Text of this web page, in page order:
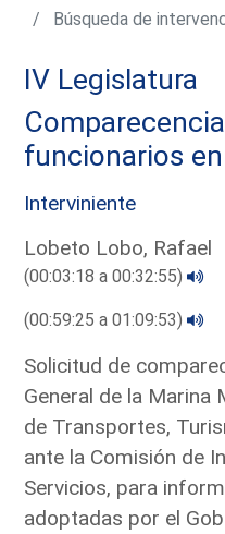
Búsqueda de
IV Legislatura
funcionarios
Interviniente
Lobeto Lobo, Rafael
(00:03:18 a 00:32:55)
(00:59:25 a 01:09:53)
Solicitud de
General de la Marina
de Transportes,
ante la Comisión de
Servicios, para
adoptadas por el